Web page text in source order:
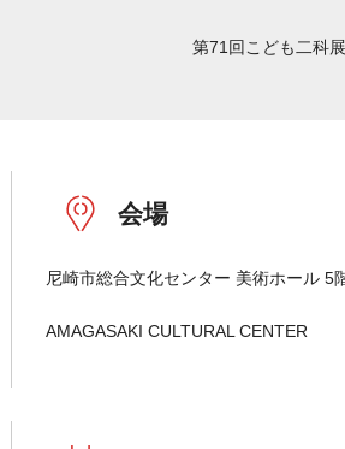
第71回こども二科展
会場
尼崎市総合文化センター 美術ホール 5
AMAGASAKI CULTURAL CENTER